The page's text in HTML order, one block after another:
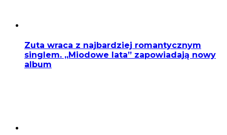
Zuta wraca z najbardziej romantycznym
singlem. „Miodowe lata” zapowiadają nowy
album